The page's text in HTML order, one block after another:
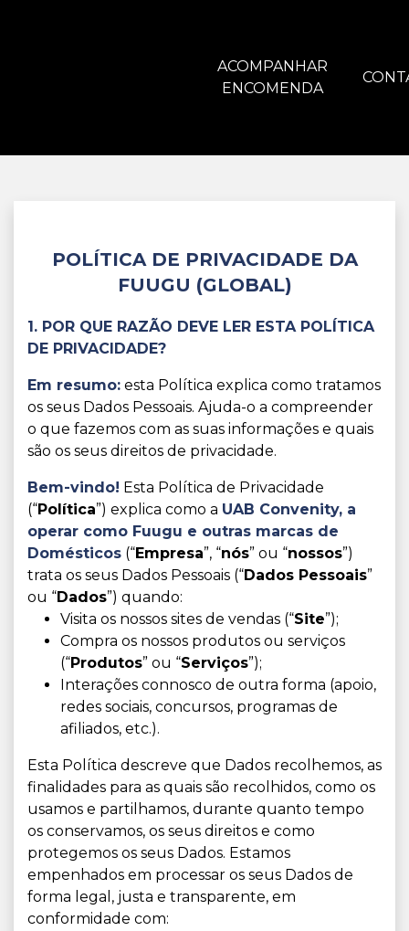
ACOMPANHAR
ENCOMENDA
POLÍTICA DE PRIVACIDADE DA
FUUGU (GLOBAL)
1. POR QUE RAZÃO DEVE LER ESTA POLÍTICA
DE PRIVACIDADE?
Em resumo: esta Política explica como tratamos
os seus Dados Pessoais. Ajuda-o a compreender
o que fazemos com as suas informações e quais
são os seus direitos de privacidade.
Bem-vindo! Esta Política de Privacidade
(“Política”) explica como a UAB Convenity, a
operar como Fuugu e outras marcas de
Domésticos (“Empresa”, “nós” ou “nossos”)
trata os seus Dados Pessoais (“Dados Pessoais”
ou “Dados”) quando:
Visita os nossos sites de vendas (“Site”);
Compra os nossos produtos ou serviços
(“Produtos” ou “Serviços”);
Interações connosco de outra forma (apoio,
redes sociais, concursos, programas de
afiliados, etc.).
Esta Política descreve que Dados recolhemos, as
finalidades para as quais são recolhidos, como os
usamos e partilhamos, durante quanto tempo
os conservamos, os seus direitos e como
protegemos os seus Dados. Estamos
empenhados em processar os seus Dados de
forma legal, justa e transparente, em
conformidade com: